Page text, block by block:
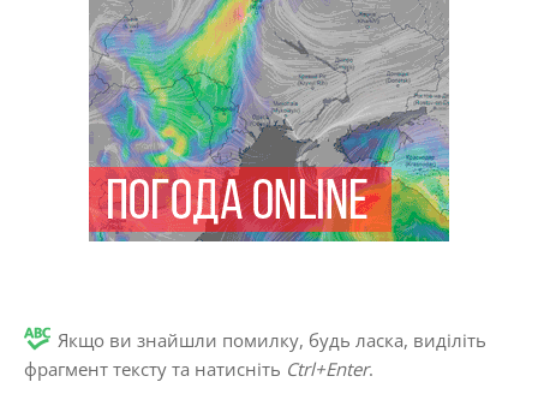
Якщо ви знайшли помилку, будь ласка, виділіть
фрагмент тексту та натисніть Ctrl+Enter.